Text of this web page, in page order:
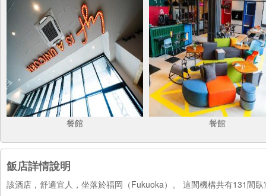
餐館 餐館
飯店詳情說明
該酒店，舒適宜人，坐落於福岡（Fukuoka）。 這間機構共有131間